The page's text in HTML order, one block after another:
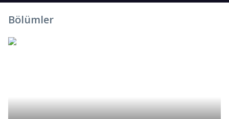
Bölümler